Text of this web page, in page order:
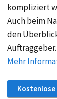
kompliziert
Auch beim
den
Auftraggeber.
Mehr
Kostenlose